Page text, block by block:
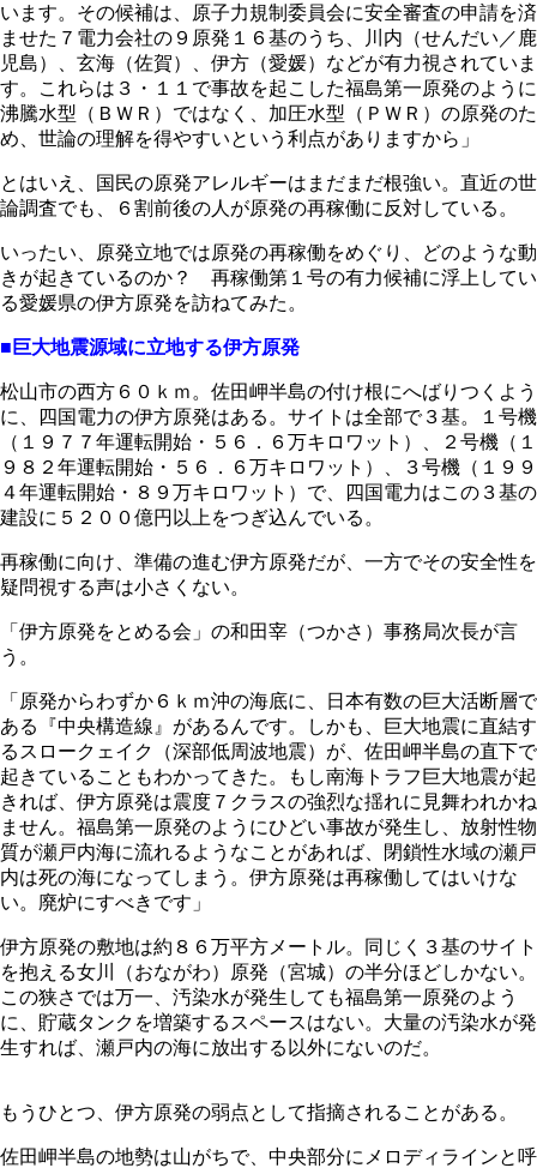
います。その候補は、原子力規制委員会に安全審査の申請を済
ませた７電力会社の９原発１６基のうち、川内（せんだい／鹿
児島）、玄海（佐賀）、伊方（愛媛）などが有力視されていま
す。これらは３・１１で事故を起こした福島第一原発のように
沸騰水型（ＢＷＲ）ではなく、加圧水型（ＰＷＲ）の原発のた
め、世論の理解を得やすいという利点がありますから」
とはいえ、国民の原発アレルギーはまだまだ根強い。直近の世
論調査でも、６割前後の人が原発の再稼働に反対している。
いったい、原発立地では原発の再稼働をめぐり、どのような動
きが起きているのか？ 再稼働第１号の有力候補に浮上してい
る愛媛県の伊方原発を訪ねてみた。
■巨大地震源域に立地する伊方原発
松山市の西方６０ｋｍ。佐田岬半島の付け根にへばりつくよう
に、四国電力の伊方原発はある。サイトは全部で３基。１号機
（１９７７年運転開始・５６．６万キロワット）、２号機（１
９８２年運転開始・５６．６万キロワット）、３号機（１９９
４年運転開始・８９万キロワット）で、四国電力はこの３基の
建設に５２００億円以上をつぎ込んでいる。
再稼働に向け、準備の進む伊方原発だが、一方でその安全性を
疑問視する声は小さくない。
「伊方原発をとめる会」の和田宰（つかさ）事務局次長が言
う。
「原発からわずか６ｋｍ沖の海底に、日本有数の巨大活断層で
ある『中央構造線』があるんです。しかも、巨大地震に直結す
るスロークェイク（深部低周波地震）が、佐田岬半島の直下で
起きていることもわかってきた。もし南海トラフ巨大地震が起
きれば、伊方原発は震度７クラスの強烈な揺れに見舞われかね
ません。福島第一原発のようにひどい事故が発生し、放射性物
質が瀬戸内海に流れるようなことがあれば、閉鎖性水域の瀬戸
内は死の海になってしまう。伊方原発は再稼働してはいけな
い。廃炉にすべきです」
伊方原発の敷地は約８６万平方メートル。同じく３基のサイト
を抱える女川（おながわ）原発（宮城）の半分ほどしかない。
この狭さでは万一、汚染水が発生しても福島第一原発のよう
に、貯蔵タンクを増築するスペースはない。大量の汚染水が発
生すれば、瀬戸内の海に放出する以外にないのだ。
もうひとつ、伊方原発の弱点として指摘されることがある。
佐田岬半島の地勢は山がちで、中央部分にメロディラインと呼